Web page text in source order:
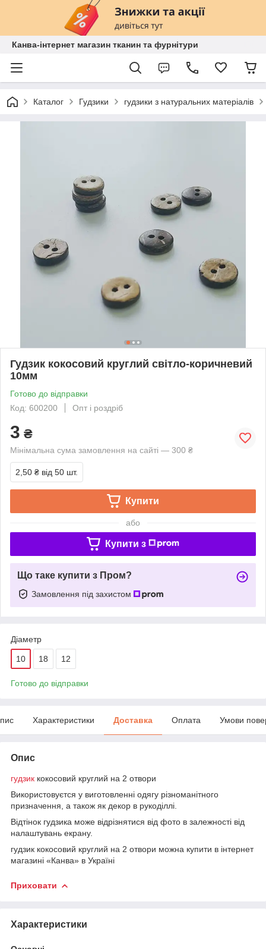
Канва-інтернет магазин тканин та фурнітури
Каталог Гудзики гудзики з натуральних матеріалів
Гудзик кокосовий круглий світло-коричневий
10мм
Готово до відправки
Код: 600200
Опт і роздріб
3 ₴
Мінімальна сума замовлення на сайті — 300 ₴
2,50 ₴ від 50 шт.
Купити
або
Купити з
Що таке купити з Пром?
Замовлення під захистом
Діаметр
10 18 12
Готово до відправки
Характеристики Доставка Оплата Умови
Опис
гудзик кокосовий круглий на 2 отвори
Використовуєтся у виготовленні одягу різноманітного
призначення, а також як декор в рукоділлі.
Відтінок гудзика може відрізнятися від фото в залежності від
налаштувань екрану.
гудзик кокосовий круглий на 2 отвори можна купити в інтернет
магазині «Канва» в Україні
Приховати
Характеристики